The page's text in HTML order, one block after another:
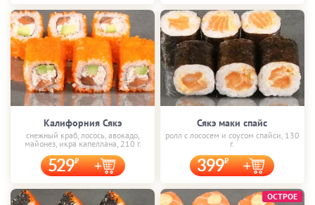
Калифорния Сякэ
снежный краб, лосось, авокадо,
майонез, икра капеллана, 210 г.
529
Сякэ маки спайс
ролл с лососем и соусом спайси, 130
г.
399
ОСТРОЕ